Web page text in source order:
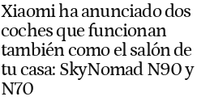
Xiaomi ha anunciado dos
coches que funcionan
también como el salón de
tu casa: SkyNomad N90 y
N70